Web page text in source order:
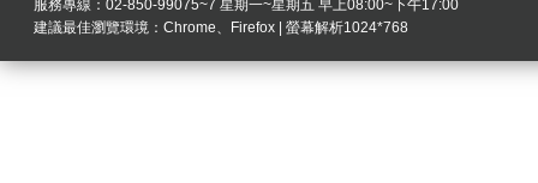
服務專線：02-850-99075~7 星期一~星期五 早上08:00~下午17:00
建議最佳瀏覽環境：Chrome、Firefox | 螢幕解析1024*768